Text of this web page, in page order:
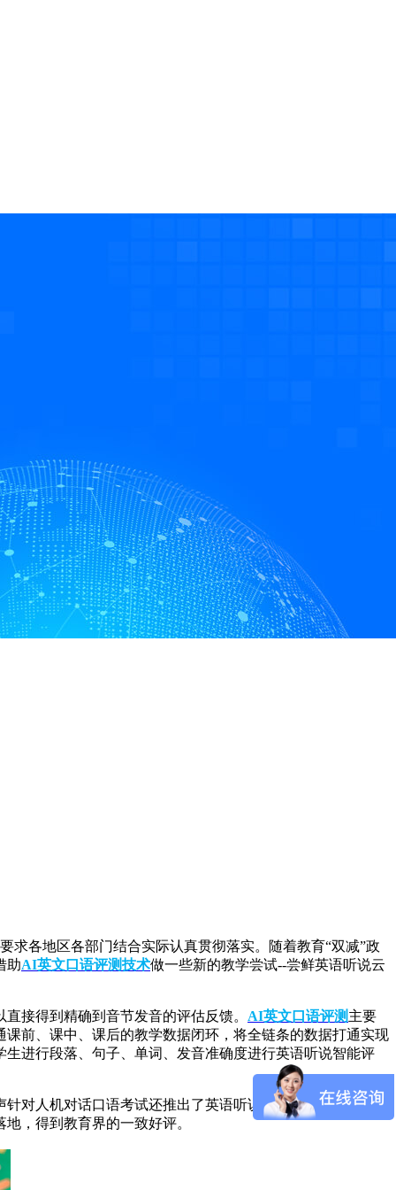
求各地区各部门结合实际认真贯彻落实。随着教育“双减”政
助AI英文口语评测技术做一些新的教学尝试--尝鲜英语听说云
接得到精确到音节发音的评估反馈。 AI英文口语评测 主要
前、课中、课后的教学数据闭环，将全链条的数据打通实现
进行段落、句子、单词、发音准确度进行英语听说智能评
对人机对话口语考试还推出了英语听说模拟考试系统和日常
，得到教育界的一致好评。